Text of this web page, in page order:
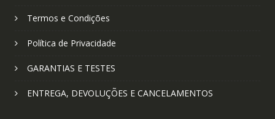
Termos e Condições
Política de Privacidade
GARANTIAS E TESTES
ENTREGA, DEVOLUÇÕES E CANCELAMENTOS